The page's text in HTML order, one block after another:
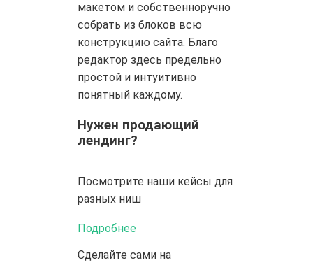
макетом и собственноручно
собрать из блоков всю
конструкцию сайта. Благо
редактор здесь предельно
простой и интуитивно
понятный каждому.
Нужен продающий
лендинг?
Посмотрите наши кейсыдля
разных ниш
Подробнее
Сделайте сами на